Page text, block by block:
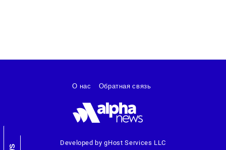
Developed by gHost Services LLC
О нас Обратная связь